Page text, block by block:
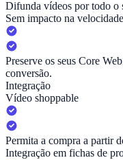
Difunda vídeos por todo o
Sem impacto na
Preserve os seus Core
conversão.
Integração
Vídeo shoppable
Permita a compra a partir
Integração em fichas de